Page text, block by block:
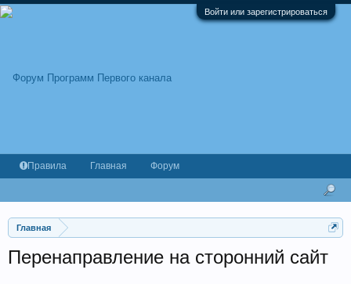
Войти или зарегистрироваться
Главная
Перенаправление на сторонний сайт
Правила Главная Форум